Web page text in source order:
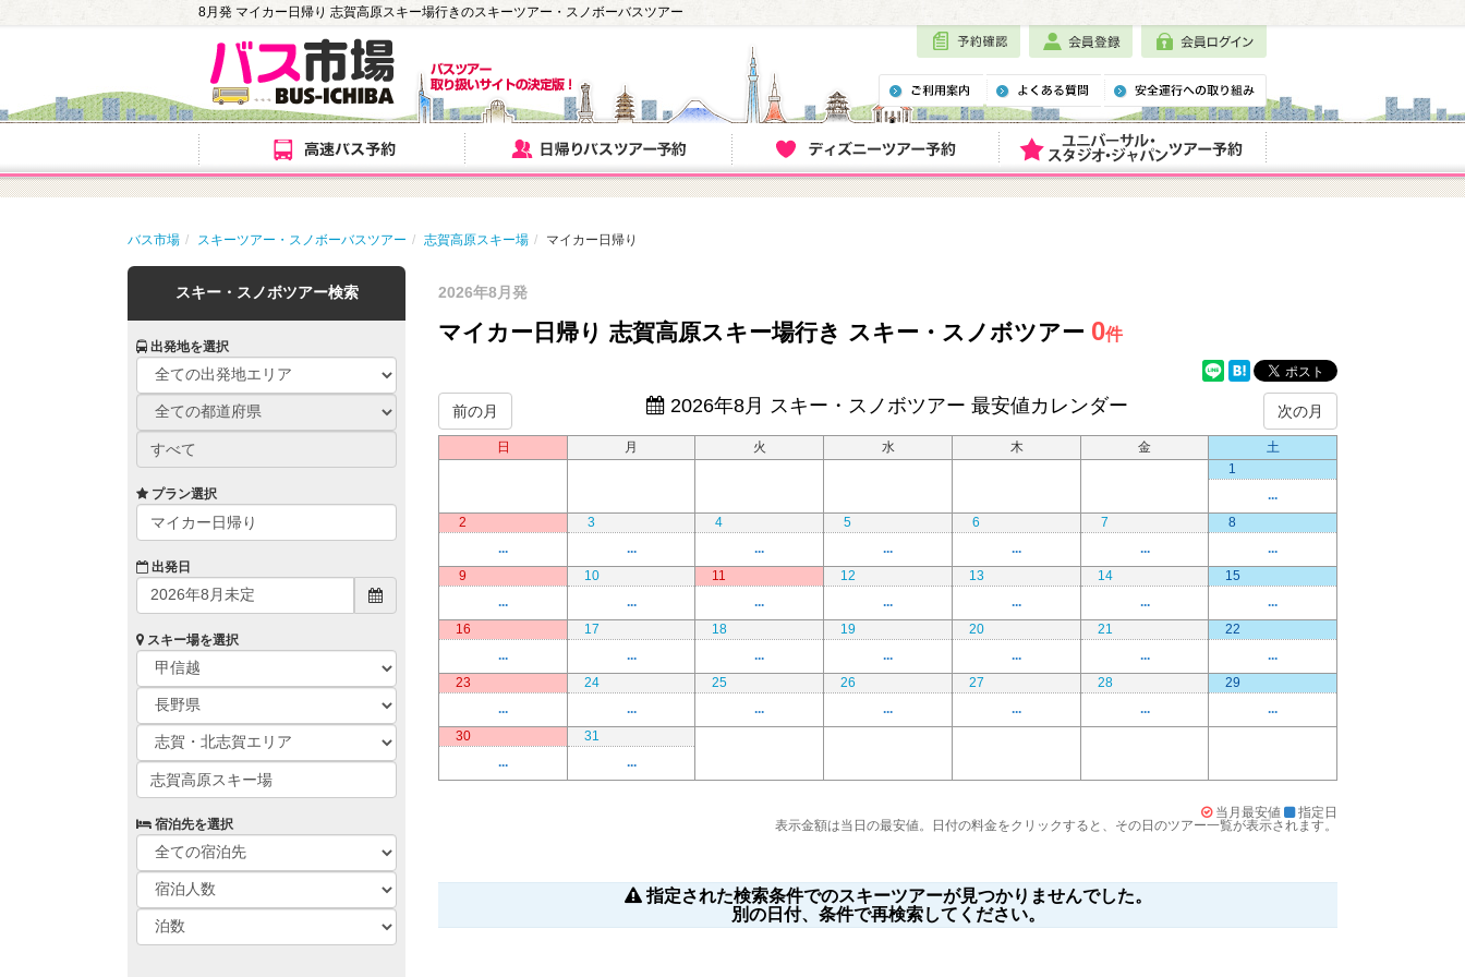
8月発 マイカー日帰り 志賀高原スキー場行きのスキーツアー・スノボーバスツアー
バス市場 スキーツアー・スノボーバスツアー 志賀高原スキー場 マイカー日帰り
スキー・スノボツアー検索
出発地を選択
すべて
プラン選択
マイカー日帰り
出発日
スキー場を選択
志賀高原スキー場
宿泊先を選択
2026年8月発
マイカー日帰り 志賀高原スキー場行き スキー・スノボツアー 0件
前の月 2026年8月 スキー・スノボツアー 最安値カレンダー 次の月
日 月 火 水 木 金
土
1
...
2
...
3
...
4
...
5
...
6
...
7
...
8
...
9
...
10
...
11
...
12
...
13
...
14
...
15
...
16
...
17
...
18
...
19
...
20
...
21
...
22
...
23
...
24
...
25
...
26
...
27
...
28
...
29
...
30
...
31
...
当月最安値
指定日
表示金額は当日の最安値。日付の料金をクリックすると、その日のツアー一覧が表示されます。
指定された検索条件でのスキーツアーが見つかりませんでした。
別の日付、条件で再検索してください。